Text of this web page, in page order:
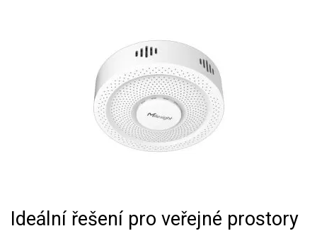
Ideální řešení pro veřejné prostory